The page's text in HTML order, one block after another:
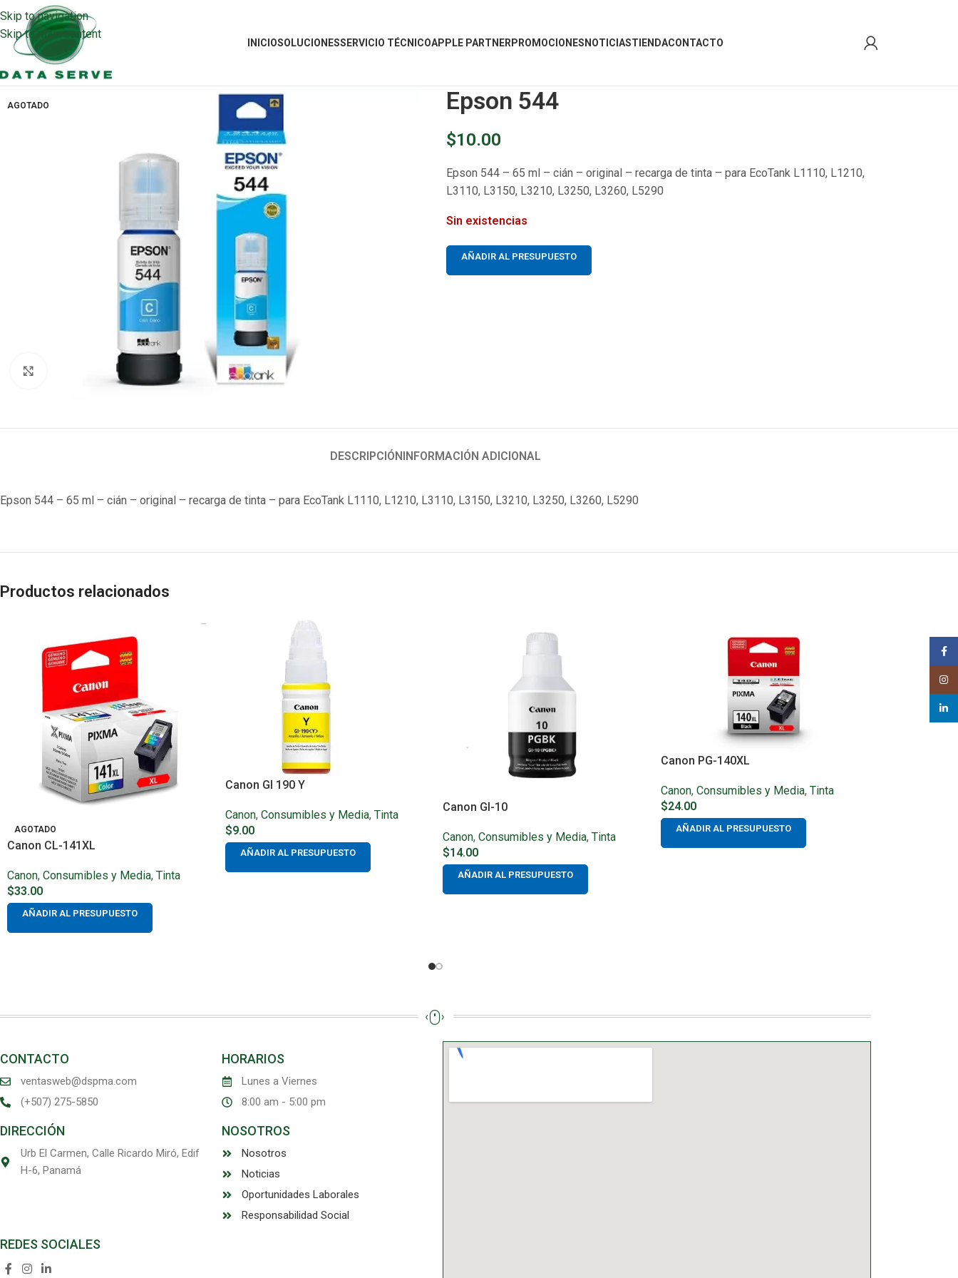
Skip to navigation
Skip to main content
INICIOSOLUCIONESSERVICIO TÉCNICOAPPLE PARTNERPROMOCIONESNOTICIASTIENDACONTACTO
AGOTADO
Clic para ampliar
Epson 544
$10.00
Epson 544 – 65 ml – cián – original – recarga de tinta – para EcoTank L1110, L1210,
L3110, L3150, L3210, L3250, L3260, L5290
Sin existencias
AÑADIR AL PRESUPUESTO
DESCRIPCIÓN INFORMACIÓN ADICIONAL
Epson 544 – 65 ml – cián – original – recarga de tinta – para EcoTank L1110, L1210, L3110, L3150, L3210, L3250, L3260, L5290
Productos relacionados
AGOTADO
Canon CL-141XL
Canon, Consumibles y Media, Tinta
$33.00
AÑADIR AL PRESUPUESTO
Canon GI 190 Y
Canon, Consumibles y Media, Tinta
$9.00
AÑADIR AL PRESUPUESTO
Canon GI-10
Canon, Consumibles y Media, Tinta
$14.00
AÑADIR AL PRESUPUESTO
Canon PG-140XL
Canon, Consumibles y Media, Tinta
$24.00
AÑADIR AL PRESUPUESTO
CONTACTO
ventasweb@dspma.com
(+507) 275-5850
HORARIOS
Lunes a Viernes
8:00 am - 5:00 pm
DIRECCIÓN
Urb El Carmen, Calle Ricardo Miró, Edif
H-6, Panamá
NOSOTROS
Nosotros
Noticias
Oportunidades Laborales
Responsabilidad Social
REDES SOCIALES